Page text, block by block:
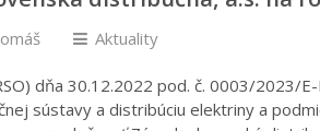
Aktuality
dňa 30.12.2022 pod. č. 0003/2023/
sústavy a distribúciu elektriny a